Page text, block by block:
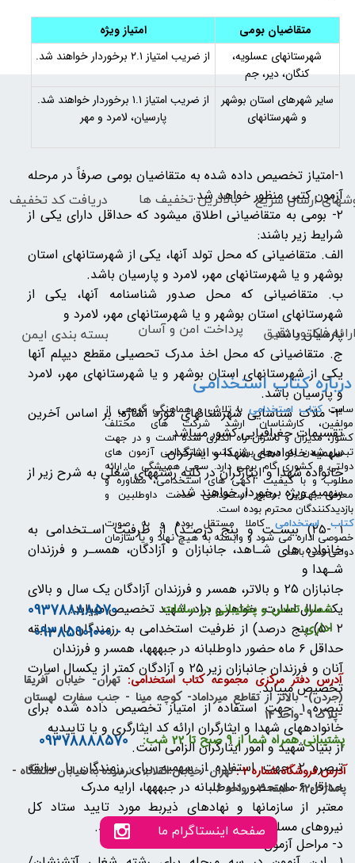
متقاضیان بومی
امتیاز ویژه
شهرستانهای عسلویه،
کنگان، دیر، جم
از ضریب امتیاز ۲.۱ برخوردار خواهند شد.
سایر شهرهای استان بوشهر
و شهرستانهای
از ضریب امتیاز ۱.۱ برخوردار خواهند شد.
پارسیان، لامرد و مهر
۱-امتیاز تخصیص داده شده به متقاضیان بومی صرفاً در مرحله
آزمون کتبی منظور خواهد شد.
۲- بومی به متقاضیانی اطلاق میشود که حداقل دارای یکی از
شرایط زیر باشند:
الف. متقاضیانی که محل تولد آنها، یکی از شهرستانهای استان
بوشهر و یا شهرستانهای مهر، لامرد و پارسیان باشد.
ب. متقاضیانی که محل صدور شناسنامه آنها، یکی از
شهرستانهای استان بوشهر و یا شهرستانهای مهر، لامرد و
پارسیان باشد.
ج. متقاضیانی که محل اخذ مدرک تحصیلی مقطع دیپلم آنها
یکی از شهرستانهای استان بوشهر و یا شهرستانهای مهر، لامرد
و پارسیان باشد.
۳- ملاک شناسایی شهرستانهای مورد اشاره؛ بر اساس آخرین
تقسیمات جغرافیایی کشور میباشد.
سهمیه خانوادهای شهدا و ایثارگران:
خانواده شهدا و ایثارگران در کلیه رشتههای شغلی به شرح زیر از
سهمیه ویژه برخوردار خواهند شد:
۱ -۲۵) بیسـت و پنج درصـد) از ظرفیت اسـتخدامی به
خانواده های شـاهد، جانبازان و آزادگان، همسـر و فرزندان
شـهدا و
جانبازان ۲۵ و بالاتر، همسر و فرزندان آزادگان یک سال و بالای
یک سال اسارت، خواهر و برادر شهید تخصیص مییابد.
۲ -۵) پنج درصد) از ظرفیت استخدامی به رزمندگان با سابقه
حداقل ۶ ماه حضور داوطلبانه در جبههها، همسر و فرزندان
آنان و فرزندان جانبازان زیر ۲۵ و آزادگان کمتر از یکسال اسارت
تخصیص مییابد.
تبصره ۱ :جهت استفاده از امتیاز تخصیص داده شده برای
خانوادههای شهدا و ایثارگران ارائه کد ایثارگری و یا تاییدیه
از بنیاد شهید و امور ایثارگران الزامی است.
تبصره ۲ :جهت استفاده از سهمیه برای رزمندگان با سابقه
حداقل ۶ ماه حضور داوطلبانه در جبههها، ارایه مدرک
معتبر از سازمانها و نهادهای ذیربط مورد تایید ستاد کل
نیروهای مسلح در سطح شهرستان الزامی میباشد.
د- مراحل آزمون:
ارسال سریع دریافت کد تخفیف بالاترین تخفیف ها
بسته بندی ایمن فاکتور دقیق پرداخت امن و آسان
درباره کتاب استخدامی
​سایتکتاب استخدامیبا تلاش و هماهنگی گروهی از
مولفین، کارشناسان ارشد شرکت های مختلف
کشور، مدیران و ناشران راه اندازی شده است و در جهت
تبدیل شدن به مرجع بروز کتب استخدامی آزمون های
دولتی و کشوری گام برمی دارد. سعی همیشگی ما ارائه
مطلوب و با کیفیت آگهی های استخدامی، مشاوره و
معرفی بهترین منابع استخدامی خدمت داوطلبین و
بازدیدکنندگان محترم بوده است.
کتاب استخدامیکاملا مستقل بوده و به صورت
خصوصی اداره می شود و وابسته به هیچ نهاد و یا سازمان
دولتی نمی باشد.
شماره تماس و پشتیبانی در ساعات
اداری:
09378888570
- 09385901000
آدرس دفتر مرکزی مجموعه کتاب استخدامی: تهران- خیابان آفریقا
(جردن)- بالاتر از تقاطع میرداماد- کوچه مینا - جنب سفارت لهستان
-پلاک 9 -واحد 14
صفحه اینستاگرام ما
پشتیبانی همراه شما از 9 صبح تا 22 شب: 09378888570
آدرس فروشگاه شماره 2 :
تهران- خیابان انقلاب - نرسیده به خیابان دانشگاه -
پاساژ 1202 - طبقه 3 - واحد 6